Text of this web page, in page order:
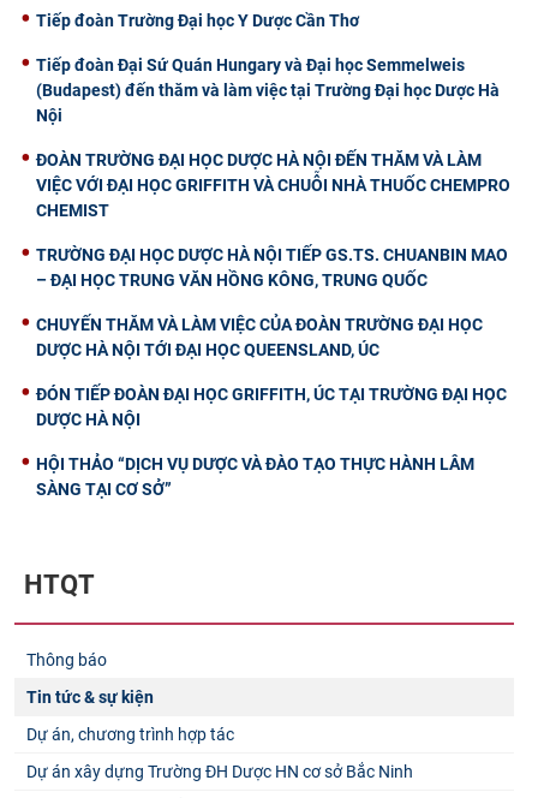
Tiếp đoàn Trường Đại học Y Dược Cần Thơ
Tiếp đoàn Đại Sứ Quán Hungary và Đại học Semmelweis
(Budapest) đến thăm và làm việc tại Trường Đại học Dược Hà
Nội
ĐOÀN TRƯỜNG ĐẠI HỌC DƯỢC HÀ NỘI ĐẾN THĂM VÀ LÀM
VIỆC VỚI ĐẠI HỌC GRIFFITH VÀ CHUỖI NHÀ THUỐC CHEMPRO
CHEMIST
TRƯỜNG ĐẠI HỌC DƯỢC HÀ NỘI TIẾP GS.TS. CHUANBIN MAO
– ĐẠI HỌC TRUNG VĂN HỒNG KÔNG, TRUNG QUỐC
CHUYẾN THĂM VÀ LÀM VIỆC CỦA ĐOÀN TRƯỜNG ĐẠI HỌC
DƯỢC HÀ NỘI TỚI ĐẠI HỌC QUEENSLAND, ÚC
ĐÓN TIẾP ĐOÀN ĐẠI HỌC GRIFFITH, ÚC TẠI TRƯỜNG ĐẠI HỌC
DƯỢC HÀ NỘI
HỘI THẢO “DỊCH VỤ DƯỢC VÀ ĐÀO TẠO THỰC HÀNH LÂM
SÀNG TẠI CƠ SỞ”
HTQT
Thông báo
Tin tức & sự kiện
Dự án, chương trình hợp tác
Dự án xây dựng Trường ĐH Dược HN cơ sở Bắc Ninh